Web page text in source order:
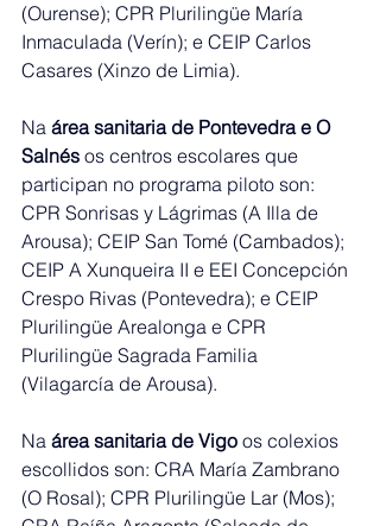
(Ourense); CPR Plurilingüe María
Inmaculada (Verín); e CEIP Carlos
Casares (Xinzo de Limia).
Na área sanitaria de Pontevedra e O
Salnés os centros escolares que
participan no programa piloto son:
CPR Sonrisas y Lágrimas (A Illa de
Arousa); CEIP San Tomé (Cambados);
CEIP A Xunqueira II e EEI Concepción
Crespo Rivas (Pontevedra); e CEIP
Plurilingüe Arealonga e CPR
Plurilingüe Sagrada Familia
(Vilagarcía de Arousa).
Na área sanitaria de Vigo os colexios
escollidos son: CRA María Zambrano
(O Rosal); CPR Plurilingüe Lar (Mos);